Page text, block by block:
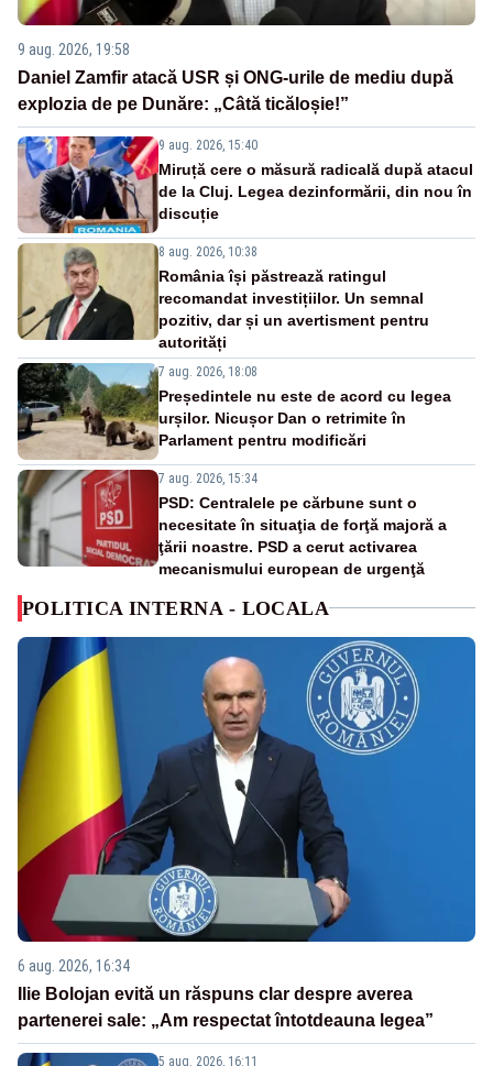
9 aug. 2026, 19:58
Daniel Zamfir atacă USR și ONG-urile de mediu după
explozia de pe Dunăre: „Câtă ticăloșie!”
9 aug. 2026, 15:40
Miruță cere o măsură radicală după atacul
de la Cluj. Legea dezinformării, din nou în
discuție
8 aug. 2026, 10:38
România își păstrează ratingul
recomandat investițiilor. Un semnal
pozitiv, dar și un avertisment pentru
autorități
7 aug. 2026, 18:08
Președintele nu este de acord cu legea
urșilor. Nicușor Dan o retrimite în
Parlament pentru modificări
7 aug. 2026, 15:34
PSD: Centralele pe cărbune sunt o
necesitate în situaţia de forţă majoră a
ţării noastre. PSD a cerut activarea
mecanismului european de urgenţă
POLITICA INTERNA - LOCALA
6 aug. 2026, 16:34
Ilie Bolojan evită un răspuns clar despre averea
partenerei sale: „Am respectat întotdeauna legea”
5 aug. 2026, 16:11